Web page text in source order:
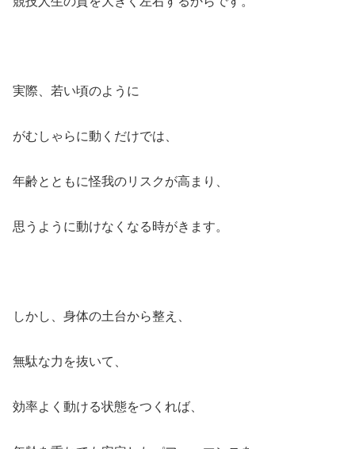
実際、若い頃のように
がむしゃらに動くだけでは、
年齢とともに怪我のリスクが高まり、
思うように動けなくなる時がきます。
しかし、身体の土台から整え、
無駄な力を抜いて、
効率よく動ける状態をつくれば、